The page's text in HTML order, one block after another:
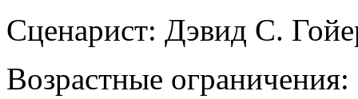
Сценарист: Дэвид С.
Возрастные